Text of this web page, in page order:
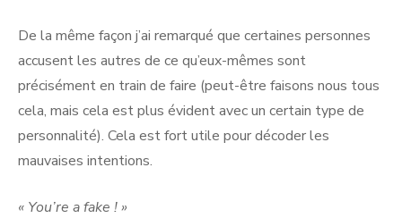
De la même façon j’ai remarqué que certaines personnes
accusent les autres de ce qu’eux-mêmes sont
précisément en train de faire (peut-être faisons nous tous
cela, mais cela est plus évident avec un certain type de
personnalité). Cela est fort utile pour décoder les
mauvaises intentions.
« You’re a fake ! »